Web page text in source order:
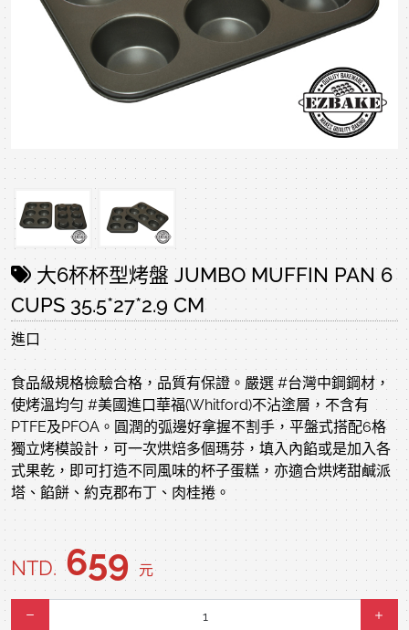
大6杯杯型烤盤 JUMBO MUFFIN PAN 6
CUPS 35.5*27*2.9 CM
進口
食品級規格檢驗合格，品質有保證。嚴選 #台灣中鋼鋼材，
使烤溫均勻 #美國進口華福(Whitford)不沾塗層，不含有
PTFE及PFOA。圓潤的弧邊好拿握不割手，平盤式搭配6格
獨立烤模設計，可一次烘焙多個瑪芬，填入內餡或是加入各
式果乾，即可打造不同風味的杯子蛋糕，亦適合烘烤甜鹹派
塔、餡餅、約克郡布丁、肉桂捲。
NTD. 659 元